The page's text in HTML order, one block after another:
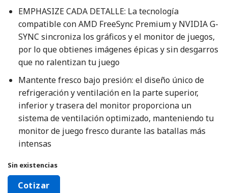
EMPHASIZE CADA DETALLE: La tecnología
compatible con AMD FreeSync Premium y NVIDIA G-
SYNC sincroniza los gráficos y el monitor de juegos,
por lo que obtienes imágenes épicas y sin desgarros
que no ralentizan tu juego
Mantente fresco bajo presión: el diseño único de
refrigeración y ventilación en la parte superior,
inferior y trasera del monitor proporciona un
sistema de ventilación optimizado, manteniendo tu
monitor de juego fresco durante las batallas más
intensas
Sin existencias
Cotizar